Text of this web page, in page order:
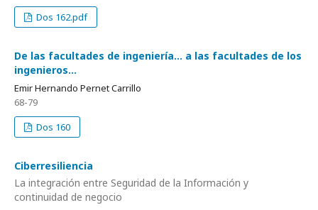
Dos 162.pdf
De las facultades de ingeniería… a las facultades de los
ingenieros…
Emir Hernando Pernet Carrillo
68-79
Dos 160
Ciberresiliencia
La integración entre Seguridad de la Información y
continuidad de negocio